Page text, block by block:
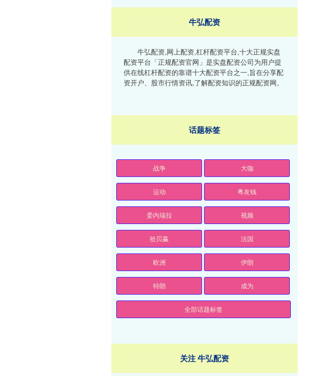
牛弘配资
牛弘配资,网上配资,杠杆配资平台,十大正规实盘
配资平台「正规配资官网」是实盘配资公司为用户提
供在线杠杆配资的靠谱十大配资平台之一,旨在分享配
资开户、股市行情资讯,了解配资知识的正规配资网。
话题标签
战争 大咖
运动 粤友钱
委内瑞拉 视频
拾贝赢 法国
欧洲 伊朗
特朗 成为
全部话题标签
关注 牛弘配资